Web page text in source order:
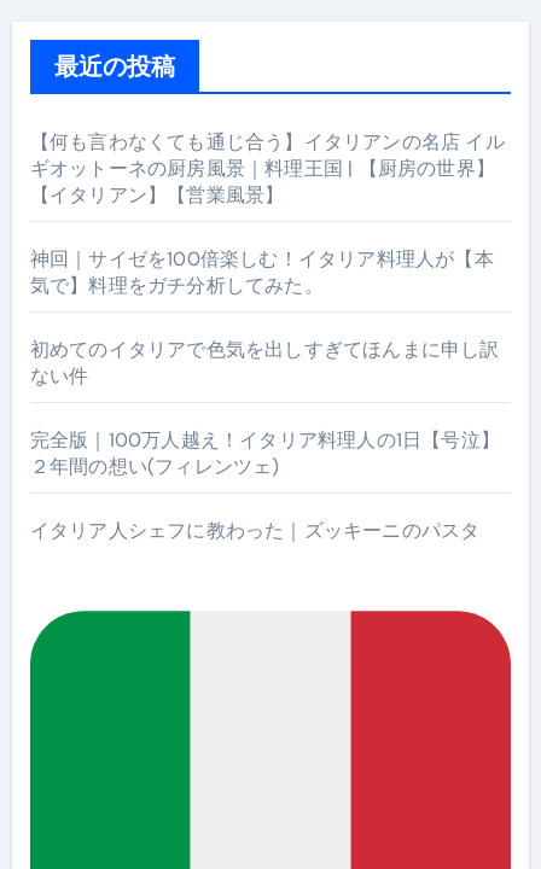
最近の投稿
【何も言わなくても通じ合う】イタリアンの名店 イル
ギオットーネの厨房風景｜料理王国 | 【厨房の世界】
【イタリアン】【営業風景】
神回｜サイゼを100倍楽しむ！イタリア料理人が【本
気で】料理をガチ分析してみた。
初めてのイタリアで色気を出しすぎてほんまに申し訳
ない件
完全版｜100万人越え！イタリア料理人の1日【号泣】
２年間の想い(フィレンツェ)
イタリア人シェフに教わった｜ズッキーニのパスタ